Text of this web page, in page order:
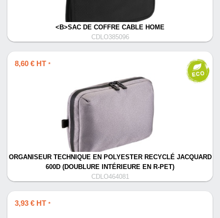
<B>SAC DE COFFRE CABLE HOME
CDLO385096
8,60 € HT *
ORGANISEUR TECHNIQUE EN POLYESTER RECYCLÉ JACQUARD
600D (DOUBLURE INTÉRIEURE EN R-PET)
CDLO464081
3,93 € HT *